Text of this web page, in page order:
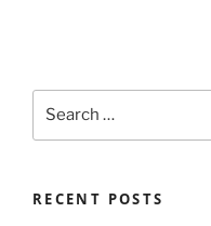
RECENT POSTS